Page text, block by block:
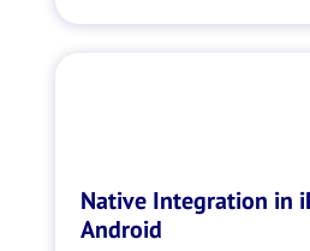
Native Integration in
Android